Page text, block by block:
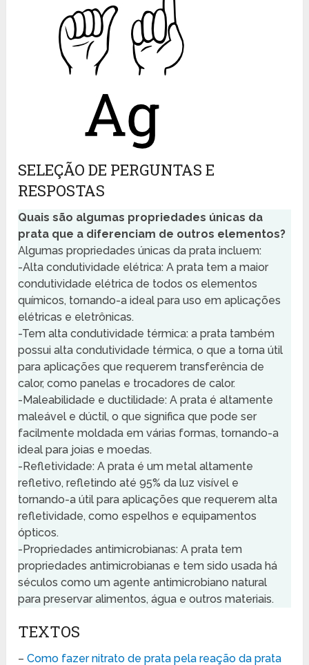
SELEÇÃO DE PERGUNTAS E
RESPOSTAS
Quais são algumas propriedades únicas da
prata que a diferenciam de outros elementos?
Algumas propriedades únicas da prata incluem:
-Alta condutividade elétrica: A prata tem a maior
condutividade elétrica de todos os elementos
químicos, tornando-a ideal para uso em aplicações
elétricas e eletrônicas.
-Tem alta condutividade térmica: a prata também
possui alta condutividade térmica, o que a torna útil
para aplicações que requerem transferência de
calor, como panelas e trocadores de calor.
-Maleabilidade e ductilidade: A prata é altamente
maleável e dúctil, o que significa que pode ser
facilmente moldada em várias formas, tornando-a
ideal para joias e moedas.
-Refletividade: A prata é um metal altamente
refletivo, refletindo até 95% da luz visível e
tornando-a útil para aplicações que requerem alta
refletividade, como espelhos e equipamentos
ópticos.
-Propriedades antimicrobianas: A prata tem
propriedades antimicrobianas e tem sido usada há
séculos como um agente antimicrobiano natural
para preservar alimentos, água e outros materiais.
TEXTOS
–Como fazer nitrato de prata pela reação da prata